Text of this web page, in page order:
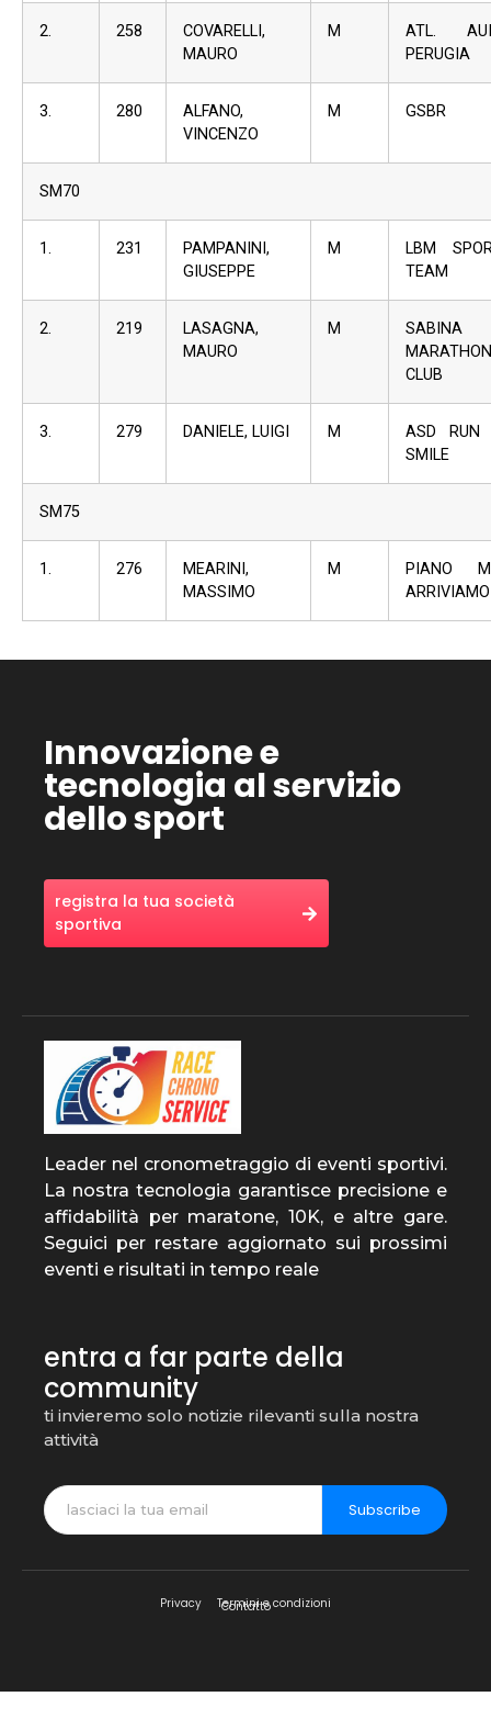
2. 258
COVARELLI,
MAURO
M
ATL.
PERUGIA
3. 280
ALFANO,
VINCENZO
M GSBR
SM70
1. 231
PAMPANINI,
GIUSEPPE
M
LBM
TEAM
2. 219
LASAGNA,
MAURO
M
SABINA
MARATHON
CLUB
3. 279 DANIELE, LUIGI M
ASD RUN
SMILE
SM75
1. 276
MEARINI,
MASSIMO
M
PIANO
ARRIVIAMO
Innovazione e
tecnologia al servizio
dello sport
registra la tua società
sportiva
Leader nel cronometraggio di eventi sportivi.
La nostra tecnologia garantisce precisione e
affidabilità per maratone, 10K, e altre gare.
Seguici per restare aggiornato sui prossimi
eventi e risultati in tempo reale
entra a far parte della
community
ti invieremo solo notizie rilevanti sulla nostra
attività
Subscribe
Privacy Termini e condizioni
Contatto